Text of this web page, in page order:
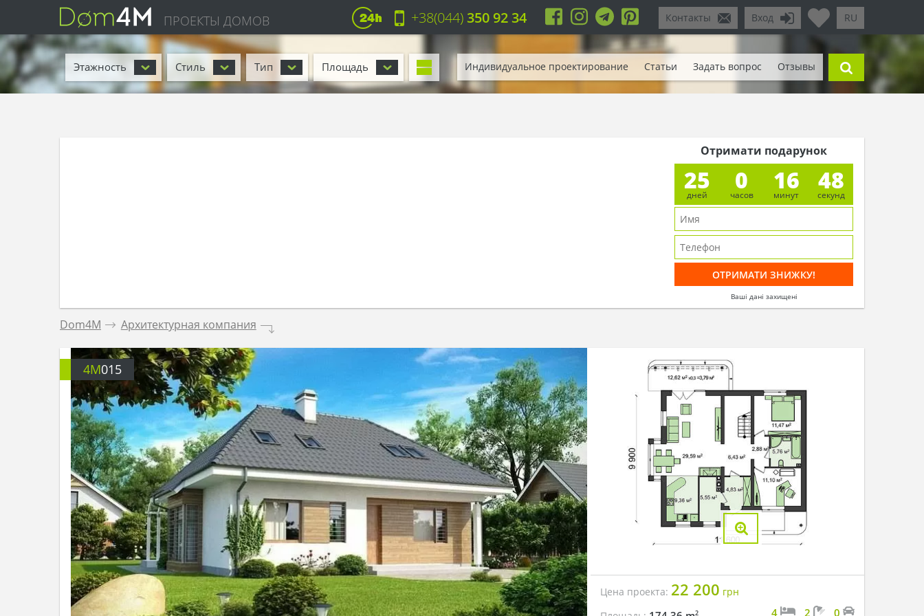
ПРОЕКТЫ ДОМОВ RU
Вход
Контакты
+38(044)350 92 34
Этажность Стиль Тип Площадь Индивидуальное проектирование Статьи Задать вопрос Отзывы
Отримати подарунок
25
дней
0
часов
16
минут
46
секунд
Ваші дані захищені
Dom4M . Архитектурная компания .
4M015
Цена проекта: 22 200 грн
2 4 2 0